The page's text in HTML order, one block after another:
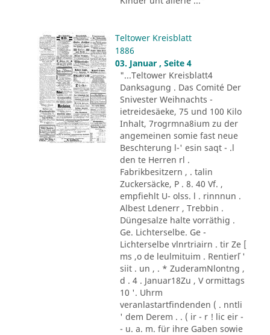
Teltower Kreisblatt
1886
03. Januar , Seite 4
"...Teltower Kreisblatt4
Danksagung . Das Comité Der
Snivester Weihnachts -
ietreidesäeke, 75 und 100 Kilo
Inhalt, 7rogrmna8ium zu der
angemeinen somie fast neue
Beschterung l-' esin saqt - .l
den te Herren rl .
Fabrikbesitzern , . talin
Zuckersäcke, P . 8. 40 Vf. ,
empfiehlt U- olss. l . rinnnun .
Albest Ldenerr , Trebbin .
Düngesalze halte vorräthig .
Ge. Lichterselbe. Ge -
Lichterselbe vlnrtriairn . tir Ze [
ms ,o de leulmituim . Rentier´l '
siit . un , . * ZuderamNlontng ,
d . 4 . Januar18Zu , V ormittags
10 '. Uhrm
veranlastartfindenden ( . nntli
' dem Derem . . ( ir - r ! lic eir -
- u. a. m. für ihre Gaben sowie